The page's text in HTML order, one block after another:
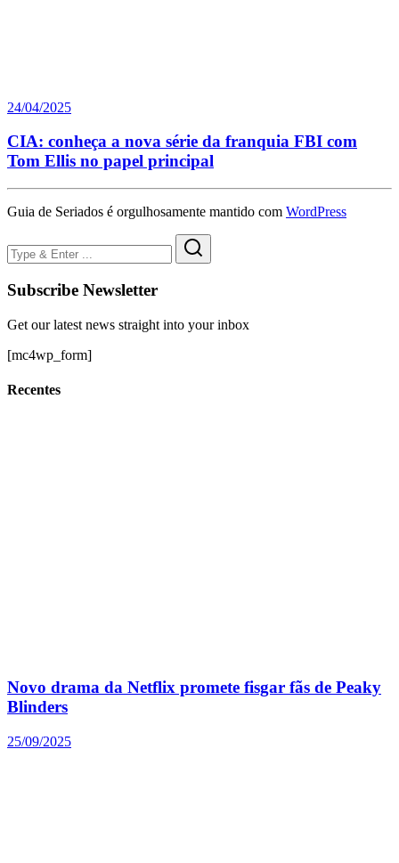
24/04/2025
CIA: conheça a nova série da franquia FBI com
Tom Ellis no papel principal
Guia de Seriados é orgulhosamente mantido com WordPress
Subscribe Newsletter
Get our latest news straight into your inbox
[mc4wp_form]
Recentes
Novo drama da Netflix promete fisgar fãs de Peaky
Blinders
25/09/2025